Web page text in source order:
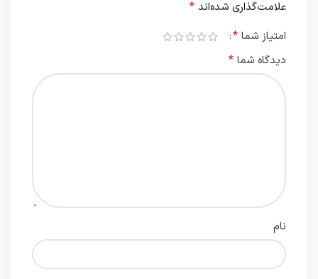
علامت‌گذاری شده‌اند *
امتیاز شما *
دیدگاه شما *
نام